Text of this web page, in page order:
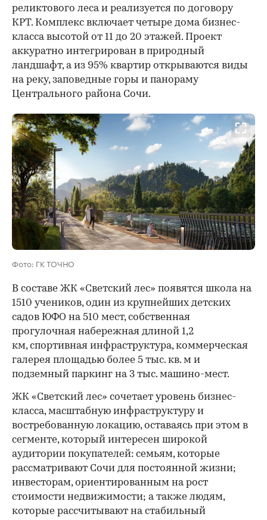
реликтового леса и реализуется по договору
КРТ. Комплекс включает четыре дома бизнес-
класса высотой от 11 до 20 этажей. Проект
аккуратно интегрирован в природный
ландшафт, а из 95% квартир открываются виды
на реку, заповедные горы и панораму
Центрального района Сочи.
Фото: ГК ТОЧНО
00:00
В составе ЖК «Светский лес» появятся школа на
1510 учеников, один из крупнейших детских
садов ЮФО на 510 мест, собственная
прогулочная набережная длиной 1,2
км, спортивная инфраструктура, коммерческая
галерея площадью более 5 тыс. кв. м и
подземный паркинг на 3 тыс. машино-мест.
ЖК «Светский лес» сочетает уровень бизнес-
класса, масштабную инфраструктуру и
востребованную локацию, оставаясь при этом в
сегменте, который интересен широкой
аудитории покупателей: семьям, которые
рассматривают Сочи для постоянной жизни;
инвесторам, ориентированным на рост
стоимости недвижимости; а также людям,
которые рассчитывают на стабильный